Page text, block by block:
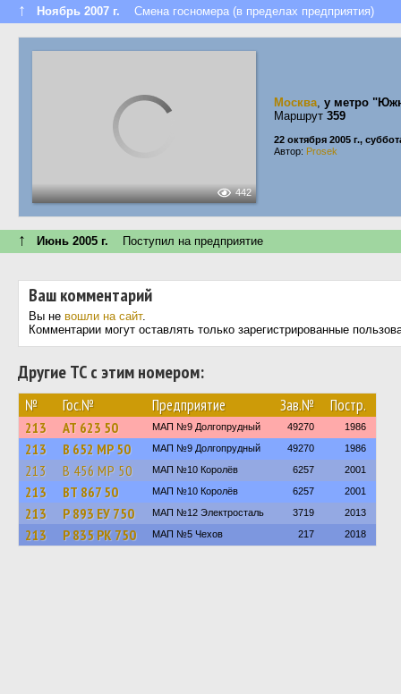
↑ Ноябрь 2007 г. Смена госномера (в пределах предприятия)
442
Москва, у метро
Маршрут 359
22 октября 2005 г.,
Автор: Prosek
↑ Июнь 2005 г. Поступил на предприятие
Ваш комментарий
Вы не вошли на сайт.
Комментарии могут оставлять только зарегистрированные
Другие ТС с этим номером:
№ Гос.№ Предприятие Зав.№ Постр.
213 АТ 623 50 МАП №9 Долгопрудный 49270 1986
213 В 652 МР 50 МАП №9 Долгопрудный 49270 1986
213 В 456 МР 50 МАП №10 Королёв 6257 2001
213 ВТ 867 50 МАП №10 Королёв 6257 2001
213 Р 893 ЕУ 750 МАП №12 Электросталь 3719 2013
213 Р 835 РК 750 МАП №5 Чехов 217 2018